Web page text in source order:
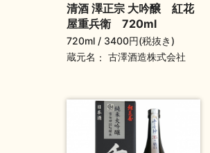
清酒 澤正宗 大吟醸 紅花
屋重兵衛 720ml
720ml
3400円(税抜き)
蔵元名
古澤酒造株式会社